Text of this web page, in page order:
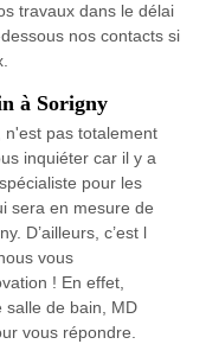
travaux dans le délai
nos contacts si
à Sorigny
n'est pas totalement
inquiéter car il y a
pour les
sera en mesure de
D’ailleurs, c’est l
vous
! En effet,
salle de bain, MD
vous répondre.